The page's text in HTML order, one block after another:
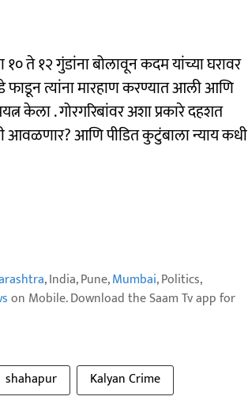
ते १२ गुंडांना बोलावून कदम यांच्या घरावर
त्यांना मारहाण करण्यात आली आणि
केला . गोरगरिबांवर अशा प्रकारे दहशत
आवळणार? आणि पीडित कुटुंबाला न्याय कधी
, India, Pune,Mumbai, Politics,
on Mobile. Download the Saam Tv app for
shahapur
Kalyan Crime